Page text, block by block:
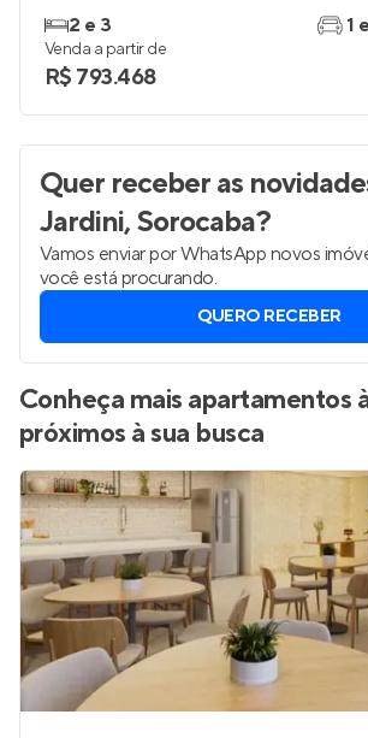
2 e 3
1
Venda a partir de
R$ 793.468
Quer receber as
Jardini, Sorocaba?
Vamos enviar por WhatsApp novos
você está procurando.
QUERO RECEBER
Conheça mais apartamentos
próximos à sua busca